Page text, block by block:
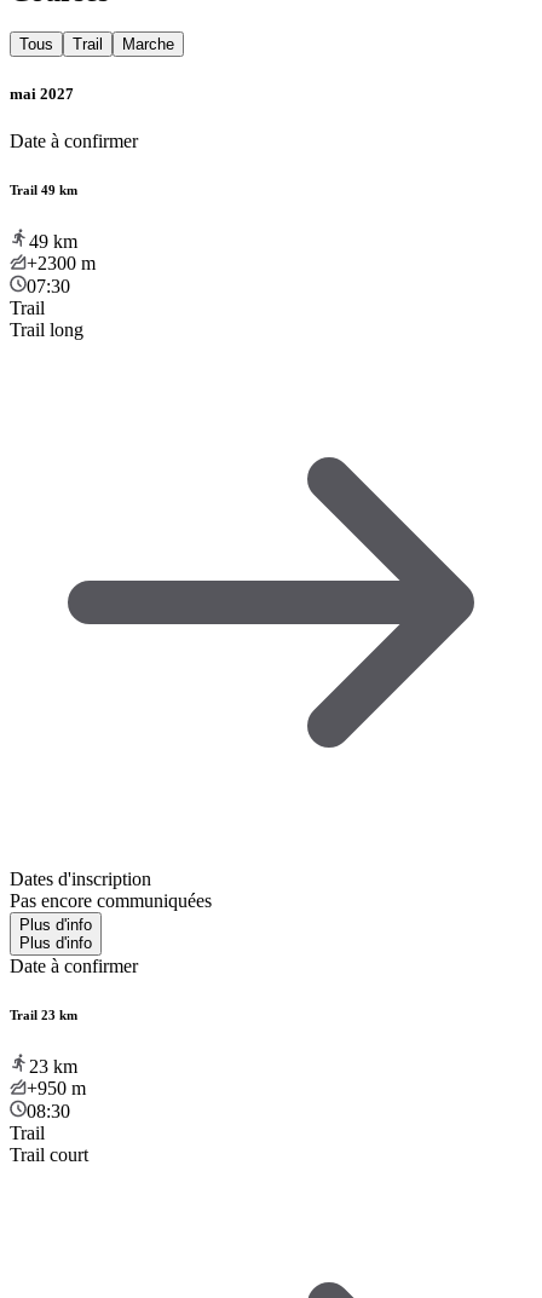
Tous Trail Marche
mai 2027
Date à confirmer
Trail 49 km
49 km
+2300 m
07:30
Trail
Trail long
Dates d'inscription
Pas encore communiquées
Plus d'info
Plus d'info
Date à confirmer
Trail 23 km
23 km
+950 m
08:30
Trail
Trail court